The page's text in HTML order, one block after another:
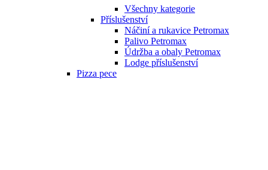
Všechny kategorie
Příslušenství
Náčiní a rukavice Petromax
Palivo Petromax
Údržba a obaly Petromax
Lodge příslušenství
Pizza pece